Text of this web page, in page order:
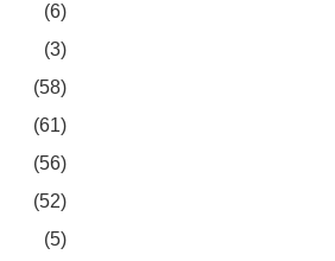
(6)
(3)
(58)
(61)
(56)
(52)
(5)